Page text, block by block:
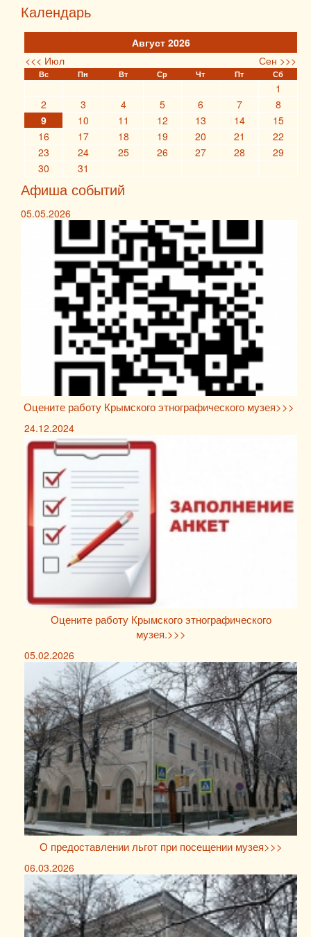
Календарь
Август 2026
<<< Июл
Сен >>>
Вс Пн Вт Ср Чт Пт Сб
1
2
3 4 5 6 7
8
9
10 11 12 13 14
15
16
17 18 19 20 21
22
23
24 25 26 27 28
29
30
31
Афиша событий
05.05.2026
Оцените работу Крымского этнографического музея>>>
24.12.2024
Оцените работу Крымского этнографического
музея.>>>
05.02.2026
О предоставлении льгот при посещении музея>>>
06.03.2026